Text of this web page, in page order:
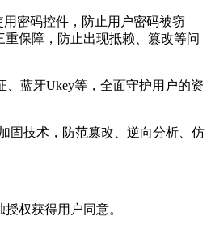
密码控件，防止用户密码被窃
保障，防止出现抵赖、篡改等问
蓝牙Ukey等，全面守护用户的资
固技术，防范篡改、逆向分析、仿
权获得用户同意。